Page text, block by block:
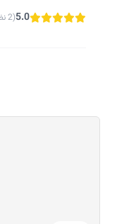
5.0(2 نظر)